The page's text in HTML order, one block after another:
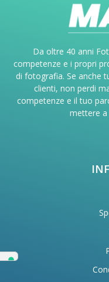
Da oltre 40 anni
competenze e i propri
di fotografia. Se anche
clienti, non perdi
competenze e il tuo
mettere a